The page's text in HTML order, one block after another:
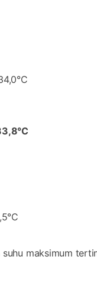
maksimum